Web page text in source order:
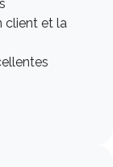
client et la